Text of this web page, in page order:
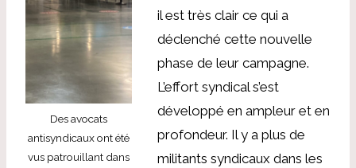
Des avocats
antisyndicaux ont été
vus patrouillant dans
il est très clair ce qui a
déclenché cette nouvelle
phase de leur campagne.
L’effort syndical s’est
développé en ampleur et en
profondeur. Il y a plus de
militants syndicaux dans les